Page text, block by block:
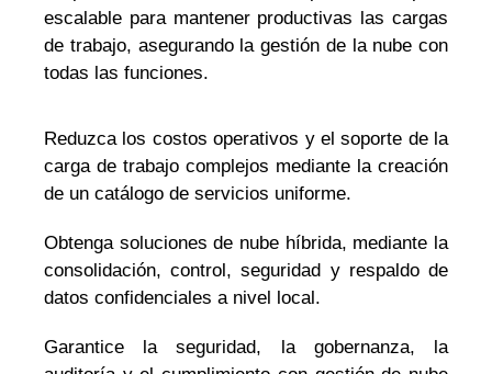
escalable para mantener productivas las cargas
de trabajo, asegurando la gestión de la nube con
todas las funciones.
Reduzca los costos operativos y el soporte de la
carga de trabajo complejos mediante la creación
de un catálogo de servicios uniforme.
Obtenga soluciones de nube híbrida, mediante la
consolidación, control, seguridad y respaldo de
datos confidenciales a nivel local.
Garantice la seguridad, la gobernanza, la